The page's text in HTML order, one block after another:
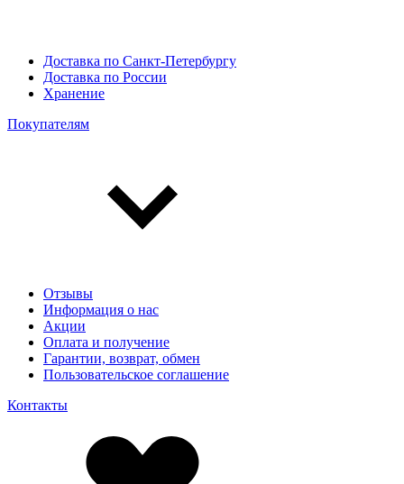
Доставка по Санкт-Петербургу
Доставка по России
Хранение
Покупателям
Отзывы
Информация о нас
Акции
Оплата и получение
Гарантии, возврат, обмен
Пользовательское соглашение
Контакты